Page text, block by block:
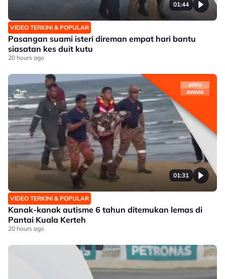
01:44
VIDEO TERKINI & POPULAR
Pasangan suami isteri direman empat hari bantu
siasatan kes duit kutu
20 hours ago
01:31
VIDEO TERKINI & POPULAR
Kanak-kanak autisme 6 tahun ditemukan lemas di
Pantai Kuala Kerteh
20 hours ago